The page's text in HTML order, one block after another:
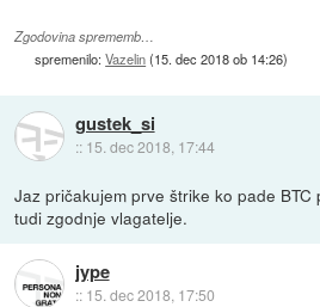
Zgodovina sprememb…
spremenilo:Vazelin(15. dec 2018 ob 14:26)
gustek_si
:: 15. dec 2018, 17:44
Jaz pričakujem prve štrike ko pade
tudi zgodnje vlagatelje.
jype
:: 15. dec 2018, 17:50